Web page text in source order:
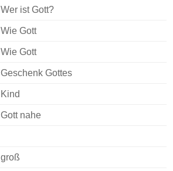
Wer ist Gott?
Wie Gott
Wie Gott
Geschenk Gottes
Kind
Gott nahe
groß